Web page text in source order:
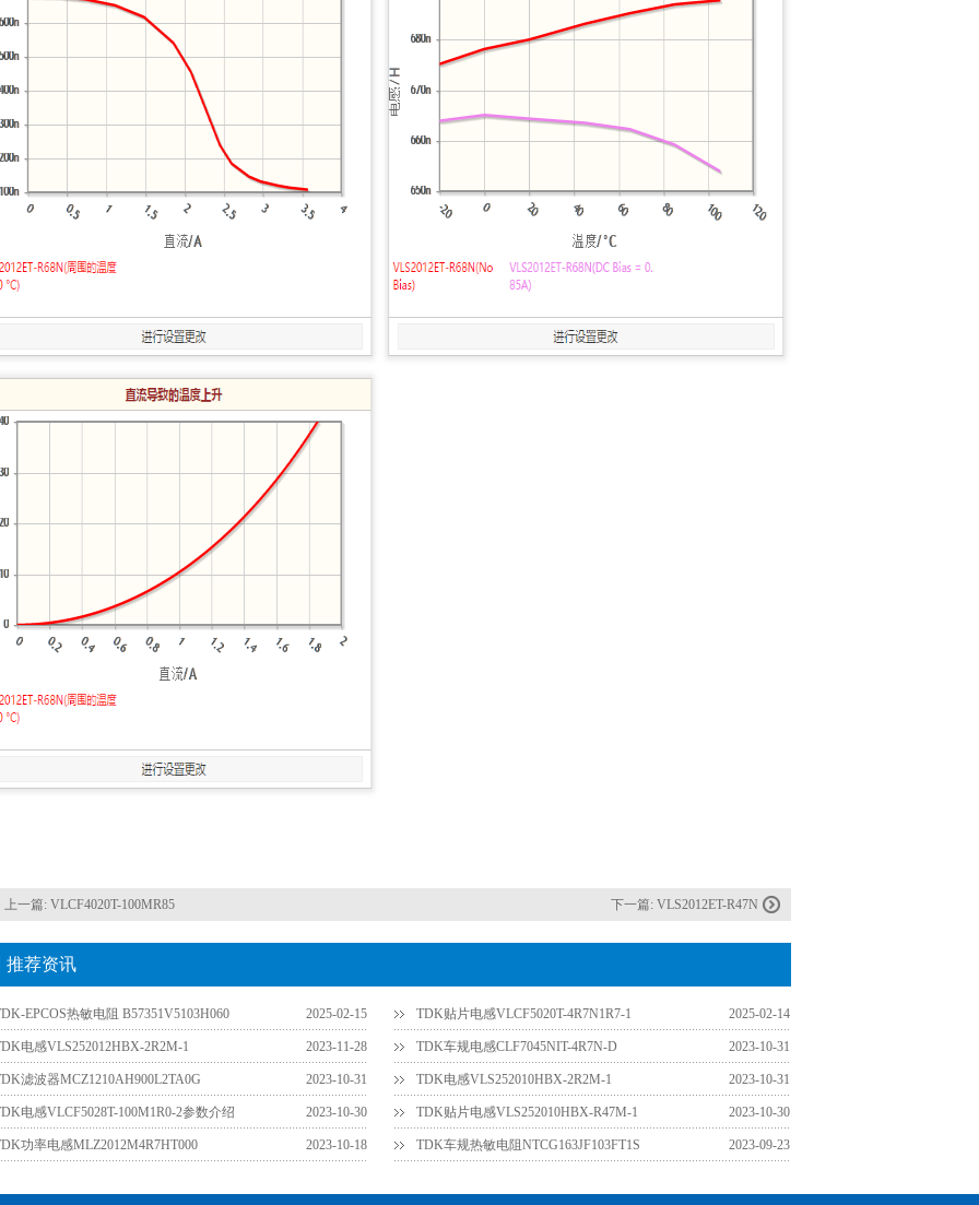
上一篇: VLCF4020T-100MR85 下一篇: VLS2012ET-R47N
推荐资讯
EPCOS热敏电阻 B57351V5103H060 2025-02-15 TDK贴片电感VLCF5020T-4R7N1R7-1 2025-02-14
电感VLS252012HBX-2R2M-1 2023-11-28 TDK车规电感CLF7045NIT-4R7N-D 2023-10-31
滤波器MCZ1210AH900L2TA0G 2023-10-31 TDK电感VLS252010HBX-2R2M-1 2023-10-31
电感VLCF5028T-100M1R0-2参数介绍 2023-10-30 TDK贴片电感VLS252010HBX-R47M-1 2023-10-30
功率电感MLZ2012M4R7HT000 2023-10-18 TDK车规热敏电阻NTCG163JF103FT1S 2023-09-23